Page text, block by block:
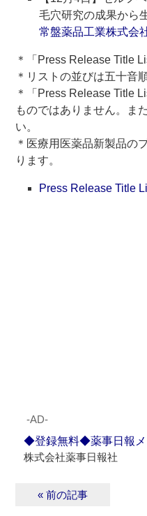
毛穴研究の成果から
常盤薬品工業株式会
＊「Press Release Title
＊リストの並びは五十音
＊「Press Release Title
ものではありません。ま
い。
＊医療用医薬品新製品の
ります。
Press Release Title
‐AD‐
◆登録無料◆薬事日報メ
株式会社薬事日報社
« 前の記事